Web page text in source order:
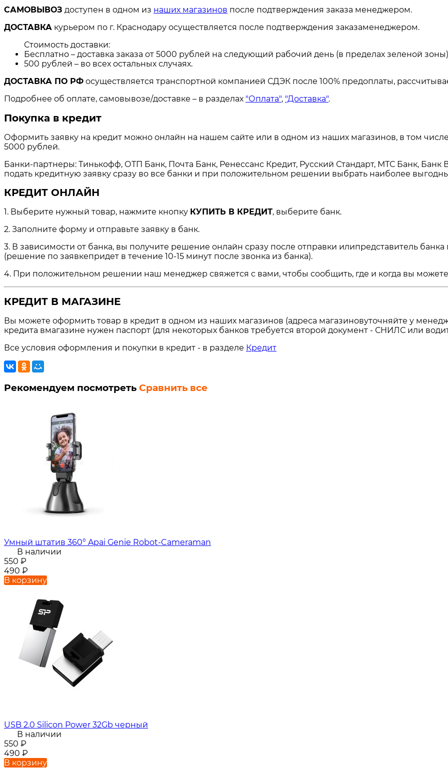
САМОВЫВОЗ доступен в одном из наших магазинов после подтверждения заказа менеджером.
ДОСТАВКА курьером по г. Краснодару осуществляется после подтверждения заказаменеджером.
Стоимость доставки:
Бесплатно – доставка заказа от 5000 рублей на следующий рабочий день (в пределах зеленой
500 рублей – во всех остальных случаях.
ДОСТАВКА ПО РФ осуществляется транспортной компанией СДЭК после 100% предоплаты,
Подробнее об оплате, самовывозе/доставке – в разделах "Оплата", "Доставка".
Покупка в кредит
Оформить заявку на кредит можно онлайн на нашем сайте или в одном из наших магазинов, в том
5000 рублей.
Банки-партнеры: Тинькофф, ОТП Банк, Почта Банк, Ренессанс Кредит, Русский Стандарт, МТС Банк,
подать кредитную заявку сразу во все банки и при положительном решении выбрать наиболее
КРЕДИТ ОНЛАЙН
1. Выберите нужный товар, нажмите кнопку КУПИТЬ В КРЕДИТ, выберите банк.
2. Заполните форму и отправьте заявку в банк.
3. В зависимости от банка, вы получите решение онлайн сразу после отправки илипредставитель
(решение по заявкепридет в течение 10-15 минут после звонка из банка).
4. При положительном решении наш менеджер свяжется с вами, чтобы сообщить, где и когда вы можете
КРЕДИТ В МАГАЗИНЕ
Вы можете оформить товар в кредит в одном из наших магазинов (адреса магазиновуточняйте у
кредита вмагазине нужен паспорт (для некоторых банков требуется второй документ - СНИЛС или
Все условия оформления и покупки в кредит - в разделе Кредит
Рекомендуем посмотреть Сравнить все
Умный штатив 360° Apai Genie Robot-Cameraman
В наличии
550 ₽
490 ₽
В корзину
USB 2.0 Silicon Power 32Gb черный
В наличии
550 ₽
490 ₽
В корзину